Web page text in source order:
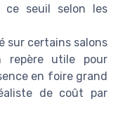
ce seuil selon les
sur certains salons
repère utile pour
en foire grand
de coût par